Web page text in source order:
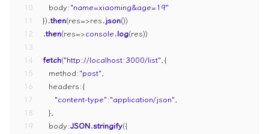
10
11
12
13
14
15
16
17
18
19
body:"name=xiaoming&age=19"
}).then(res=>res.json())
.then(res=>console.log(res))
fetch("http://localhost:3000/list",{
method:"post",
headers:{
"content-type":"application/json",
  },
body:JSON.stringify({